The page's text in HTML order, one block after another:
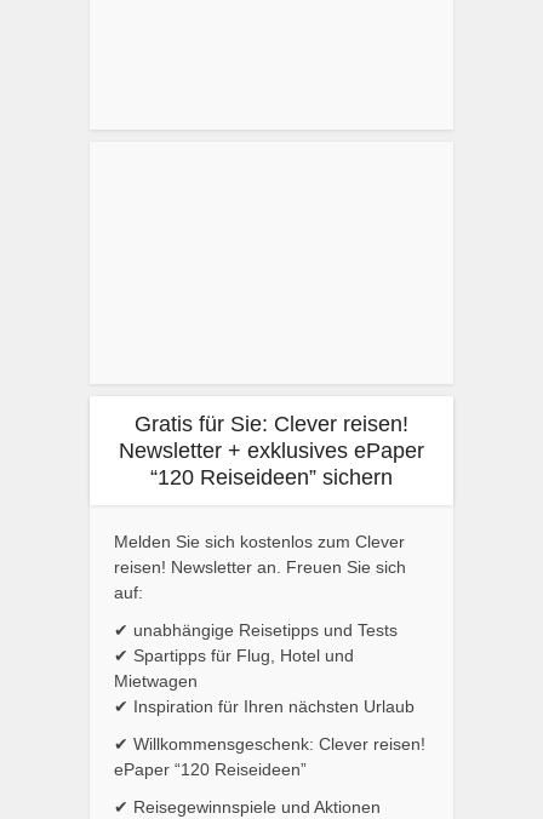
Gratis für Sie: Clever reisen!
Newsletter + exklusives ePaper
“120 Reiseideen” sichern
Melden Sie sich kostenlos zum Clever
reisen! Newsletter an. Freuen Sie sich
auf:
✔ unabhängige Reisetipps und Tests
✔ Spartipps für Flug, Hotel und
Mietwagen
✔ Inspiration für Ihren nächsten Urlaub
✔ Willkommensgeschenk: Clever reisen!
ePaper “120 Reiseideen”
✔ Reisegewinnspiele und Aktionen